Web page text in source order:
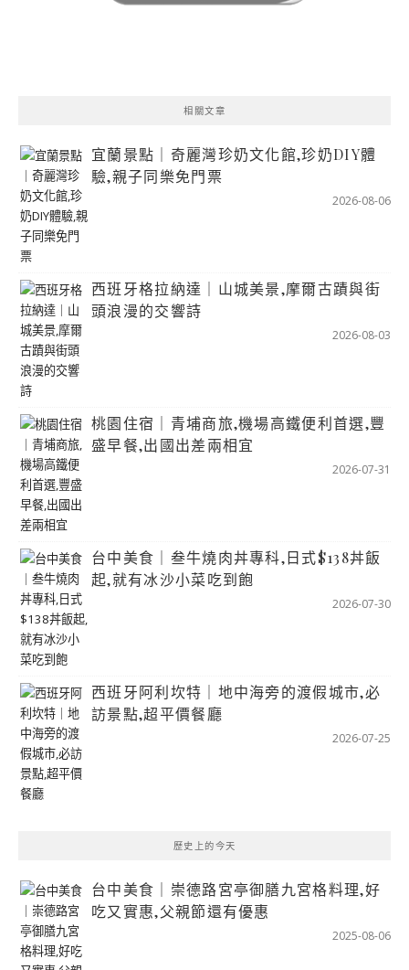
相關文章
宜蘭景點｜奇麗灣珍奶文化館,珍奶DIY體
驗,親子同樂免門票
2026-08-06
西班牙格拉納達｜山城美景,摩爾古蹟與街
頭浪漫的交響詩
2026-08-03
桃園住宿｜青埔商旅,機場高鐵便利首選,豐
盛早餐,出國出差兩相宜
2026-07-31
台中美食｜叁牛燒肉丼專科,日式$138丼飯
起,就有冰沙小菜吃到飽
2026-07-30
西班牙阿利坎特｜地中海旁的渡假城市,必
訪景點,超平價餐廳
2026-07-25
歷史上的今天
台中美食｜崇德路宮亭御膳九宮格料理,好
吃又實惠,父親節還有優惠
2025-08-06